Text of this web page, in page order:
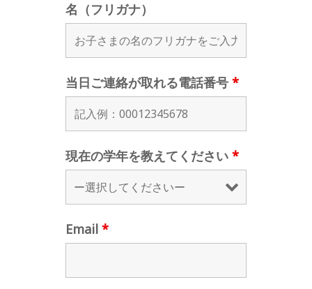
名（フリガナ）
当日ご連絡が取れる電話番号 *
現在の学年を教えてください *
Email *